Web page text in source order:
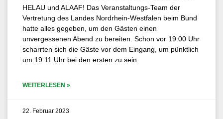
HELAU und ALAAF! Das Veranstaltungs-Team der
Vertretung des Landes Nordrhein-Westfalen beim Bund
hatte alles gegeben, um den Gästen einen
unvergessenen Abend zu bereiten. Schon vor 19:00 Uhr
scharrten sich die Gäste vor dem Eingang, um pünktlich
um 19:11 Uhr bei den ersten zu sein.
WEITERLESEN »
22. Februar 2023